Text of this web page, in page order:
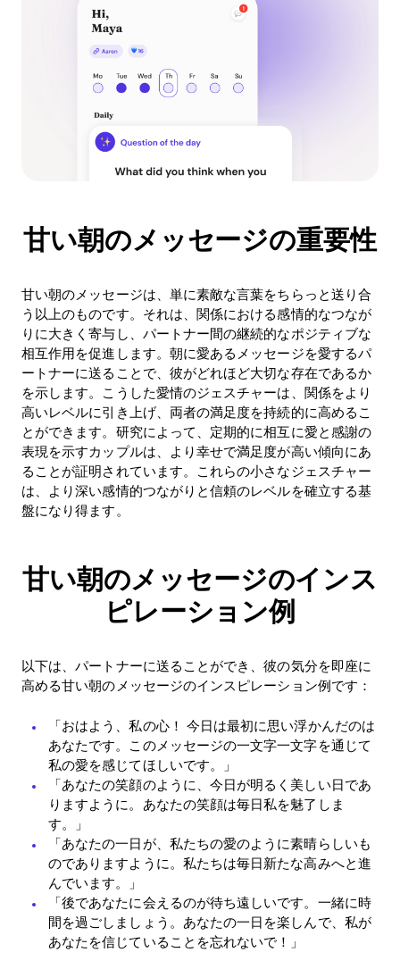
甘い朝のメッセージの重要性
甘い朝のメッセージは、単に素敵な言葉をちらっと送り合
う以上のものです。それは、関係における感情的なつなが
りに大きく寄与し、パートナー間の継続的なポジティブな
相互作用を促進します。朝に愛あるメッセージを愛するパ
ートナーに送ることで、彼がどれほど大切な存在であるか
を示します。こうした愛情のジェスチャーは、関係をより
高いレベルに引き上げ、両者の満足度を持続的に高めるこ
とができます。研究によって、定期的に相互に愛と感謝の
表現を示すカップルは、より幸せで満足度が高い傾向にあ
ることが証明されています。これらの小さなジェスチャー
は、より深い感情的つながりと信頼のレベルを確立する基
盤になり得ます。
甘い朝のメッセージのインス
ピレーション例
以下は、パートナーに送ることができ、彼の気分を即座に
高める甘い朝のメッセージのインスピレーション例です：
「おはよう、私の心！ 今日は最初に思い浮かんだのは
あなたです。このメッセージの一文字一文字を通じて
私の愛を感じてほしいです。」
「あなたの笑顔のように、今日が明るく美しい日であ
りますように。あなたの笑顔は毎日私を魅了しま
す。」
「あなたの一日が、私たちの愛のように素晴らしいも
のでありますように。私たちは毎日新たな高みへと進
んでいます。」
「後であなたに会えるのが待ち遠しいです。一緒に時
間を過ごしましょう。あなたの一日を楽しんで、私が
あなたを信じていることを忘れないで！」